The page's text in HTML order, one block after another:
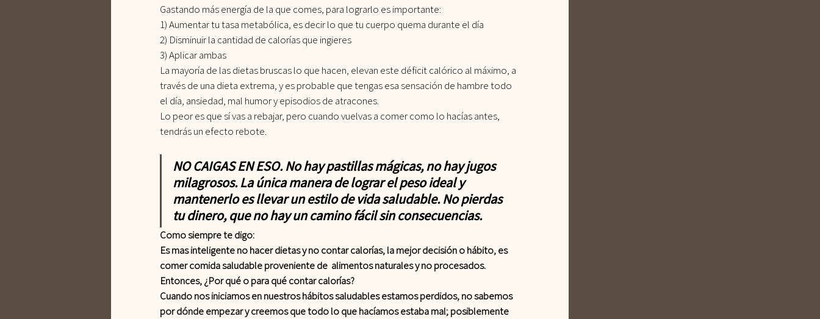
Gastando más energía de la que comes, para lograrlo es importante:
1) Aumentar tu tasa metabólica, es decir lo que tu cuerpo quema durante el día
2) Disminuir la cantidad de calorías que ingieres
3) Aplicar ambas
La mayoría de las dietas bruscas lo que hacen, elevan este déficit calórico al máximo, a
través de una dieta extrema, y es probable que tengas esa sensación de hambre todo
el día, ansiedad, mal humor y episodios de atracones.
Lo peor es que sí vas a rebajar, pero cuando vuelvas a comer como lo hacías antes,
tendrás un efecto rebote.
NO CAIGAS EN ESO. No hay pastillas mágicas, no hay jugos
milagrosos. La única manera de lograr el peso ideal y
mantenerlo es llevar un estilo de vida saludable. No pierdas
tu dinero, que no hay un camino fácil sin consecuencias.
Como siempre te digo:
Es mas inteligente no hacer dietas y no contar calorías, la mejor decisión o hábito, es
comer comida saludable proveniente de  alimentos naturales y no procesados.
Entonces, ¿Por qué o para qué contar calorías?
Cuando nos iniciamos en nuestros hábitos saludables estamos perdidos, no sabemos
por dónde empezar y creemos que todo lo que hacíamos estaba mal; posiblemente